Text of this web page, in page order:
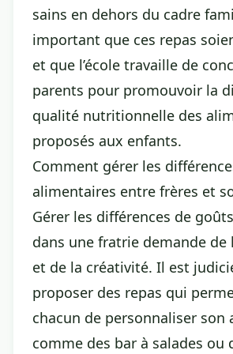
sains en dehors du cadre
important que ces repas
et que l’école travaille de
parents pour promouvoir la
qualité nutritionnelle des
proposés aux enfants.
Comment gérer les
alimentaires entre frères et
Gérer les différences de
dans une fratrie demande de
et de la créativité. Il est
proposer des repas qui
chacun de personnaliser son
comme des bar à salades ou